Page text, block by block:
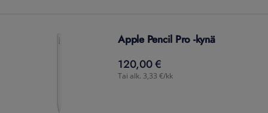
Apple Pencil Pro -kynä
120,00 €
120,00€
Tai alk. 3,33 €/kk